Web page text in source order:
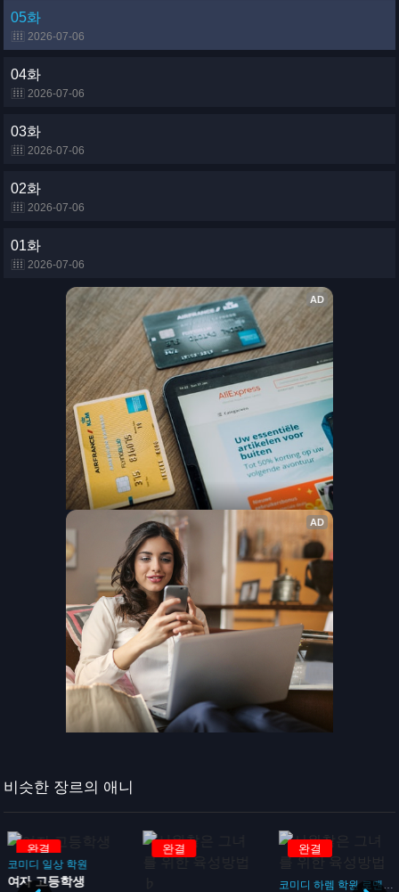
05화
2026-07-06
04화
2026-07-06
03화
2026-07-06
02화
2026-07-06
01화
2026-07-06
비슷한 장르의 애니
완결
코미디 일상 학원
여자 고등학생
완결 완결
코미디 하렘 학원 로맨스